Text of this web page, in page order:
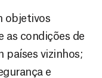
objetivos
as condições de
países vizinhos;
e